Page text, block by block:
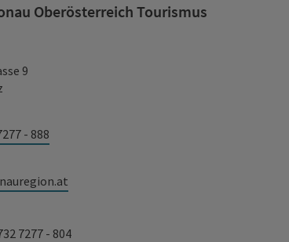
Oberösterreich Tourismus
9
- 888
7277 - 804